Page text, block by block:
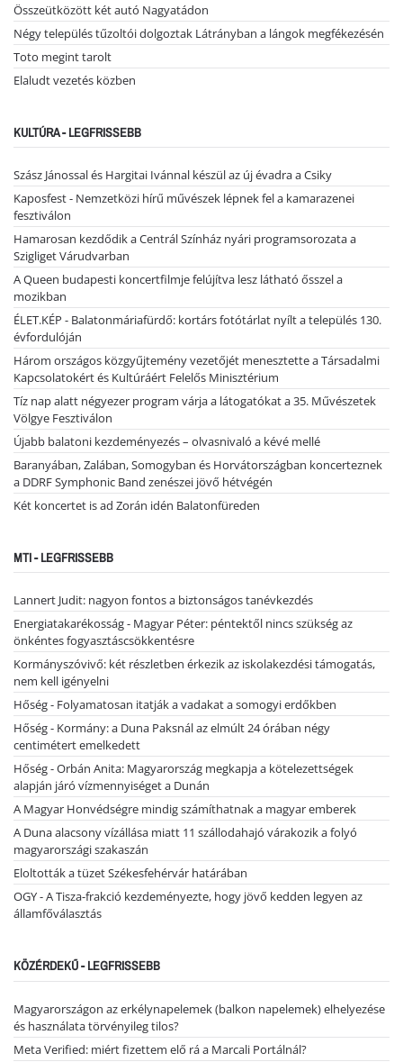
Összeütközött két autó Nagyatádon
Négy település tűzoltói dolgoztak Látrányban a lángok megfékezésén
Toto megint tarolt
Elaludt vezetés közben
KULTÚRA - LEGFRISSEBB
Szász Jánossal és Hargitai Ivánnal készül az új évadra a Csiky
Kaposfest - Nemzetközi hírű művészek lépnek fel a kamarazenei
fesztiválon
Hamarosan kezdődik a Centrál Színház nyári programsorozata a
Szigliget Várudvarban
A Queen budapesti koncertfilmje felújítva lesz látható ősszel a
mozikban
ÉLET.KÉP - Balatonmáriafürdő: kortárs fotótárlat nyílt a település 130.
évfordulóján
Három országos közgyűjtemény vezetőjét menesztette a Társadalmi
Kapcsolatokért és Kultúráért Felelős Minisztérium
Tíz nap alatt négyezer program várja a látogatókat a 35. Művészetek
Völgye Fesztiválon
Újabb balatoni kezdeményezés – olvasnivaló a kévé mellé
Baranyában, Zalában, Somogyban és Horvátországban koncerteznek
a DDRF Symphonic Band zenészei jövő hétvégén
Két koncertet is ad Zorán idén Balatonfüreden
MTI - LEGFRISSEBB
Lannert Judit: nagyon fontos a biztonságos tanévkezdés
Energiatakarékosság - Magyar Péter: péntektől nincs szükség az
önkéntes fogyasztáscsökkentésre
Kormányszóvivő: két részletben érkezik az iskolakezdési támogatás,
nem kell igényelni
Hőség - Folyamatosan itatják a vadakat a somogyi erdőkben
Hőség - Kormány: a Duna Paksnál az elmúlt 24 órában négy
centimétert emelkedett
Hőség - Orbán Anita: Magyarország megkapja a kötelezettségek
alapján járó vízmennyiséget a Dunán
A Magyar Honvédségre mindig számíthatnak a magyar emberek
A Duna alacsony vízállása miatt 11 szállodahajó várakozik a folyó
magyarországi szakaszán
Eloltották a tüzet Székesfehérvár határában
OGY - A Tisza-frakció kezdeményezte, hogy jövő kedden legyen az
államfőválasztás
KÖZÉRDEKŰ - LEGFRISSEBB
Magyarországon az erkélynapelemek (balkon napelemek) elhelyezése
és használata törvényileg tilos?
Meta Verified: miért fizettem elő rá a Marcali Portálnál?